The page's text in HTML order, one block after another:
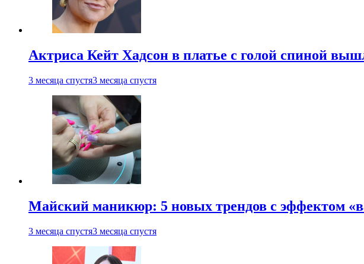
Актриса Кейт Хадсон в платье с голой спиной
3 месяца спустя3 месяца спустя
Майский маникюр: 5 новых трендов с эффектом
3 месяца спустя3 месяца спустя